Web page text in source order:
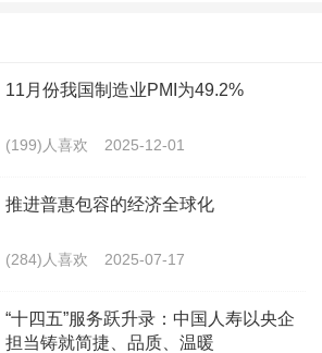
传递更多信息之目的。若有来源标
合法权益,请作者持权属证明与本网
、删除,谢谢。
11月份我国制造业PMI为49.2%
(199)人喜欢 2025-12-01
推进普惠包容的经济全球化
(284)人喜欢 2025-07-17
“十四五”服务跃升录：中国人寿以央企
担当铸就简捷、品质、温暖